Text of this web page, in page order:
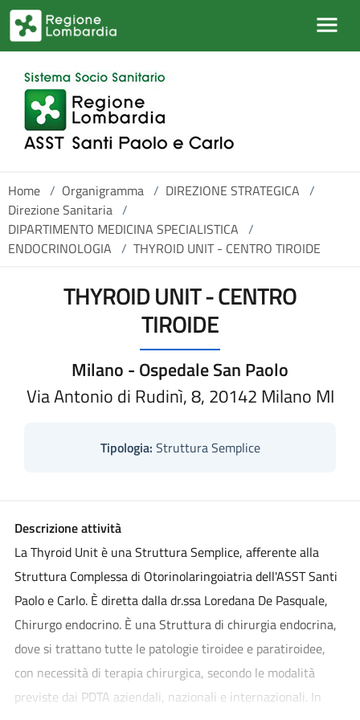
Salta al contenuto principale
Home / Organigramma / DIREZIONE STRATEGICA /
Direzione Sanitaria /
DIPARTIMENTO MEDICINA SPECIALISTICA /
ENDOCRINOLOGIA / THYROID UNIT - CENTRO TIROIDE
THYROID UNIT - CENTRO
TIROIDE
Milano - Ospedale San Paolo
Via Antonio di Rudinì, 8, 20142 Milano MI
Tipologia: Struttura Semplice
Descrizione attività
La Thyroid Unit è una Struttura Semplice, afferente alla
Struttura Complessa di Otorinolaringoiatria dell'ASST Santi
Paolo e Carlo. È diretta dalla dr.ssa Loredana De Pasquale,
Chirurgo endocrino. È una Struttura di chirurgia endocrina,
dove si trattano tutte le patologie tiroidee e paratiroidee,
con necessità di terapia chirurgica, secondo le modalità
previste dai PDTA aziendali, nazionali e internazionali. In